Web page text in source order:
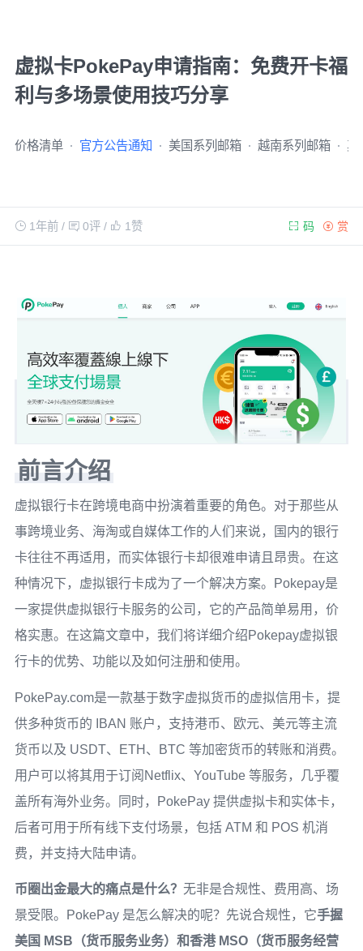
虚拟卡PokePay申请指南：免费开卡福
利与多场景使用技巧分享
价格清单 官方公告通知 美国系列邮箱 越南系列邮箱 其
1年前/ 0评/ 1 赞 赏
码
前言介绍
虚拟银行卡在跨境电商中扮演着重要的角色。对于那些从
事跨境业务、海淘或自媒体工作的人们来说，国内的银行
卡往往不再适用，而实体银行卡却很难申请且昂贵。在这
种情况下，虚拟银行卡成为了一个解决方案。Pokepay是
一家提供虚拟银行卡服务的公司，它的产品简单易用，价
格实惠。在这篇文章中，我们将详细介绍Pokepay虚拟银
行卡的优势、功能以及如何注册和使用。
PokePay.com是一款基于数字虚拟货币的虚拟信用卡，提
供多种货币的 IBAN 账户，支持港币、欧元、美元等主流
货币以及 USDT、ETH、BTC 等加密货币的转账和消费。
用户可以将其用于订阅Netflix、YouTube 等服务，几乎覆
盖所有海外业务。同时，PokePay 提供虚拟卡和实体卡，
后者可用于所有线下支付场景，包括 ATM 和 POS 机消
费，并支持大陆申请。
币圈出金最大的痛点是什么？ 无非是合规性、费用高、场
景受限。PokePay 是怎么解决的呢？先说合规性，它手握
美国 MSB（货币服务业务）和香港 MSO（货币服务经营